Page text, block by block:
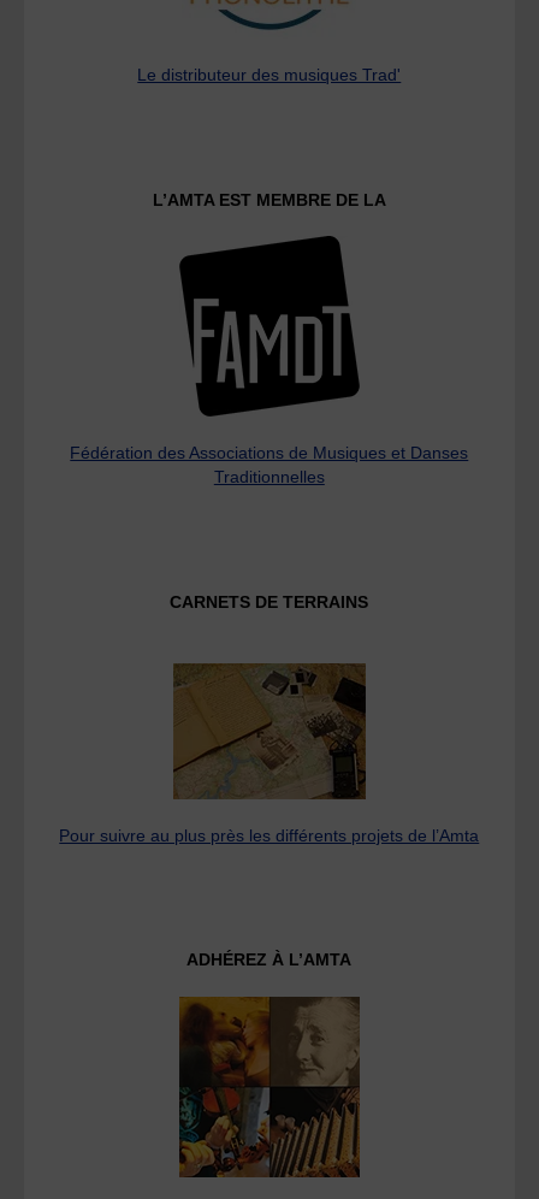
Le distributeur des musiques Trad'
L’AMTA EST MEMBRE DE LA
Fédération des Associations de Musiques et Danses
Traditionnelles
CARNETS DE TERRAINS
Pour suivre au plus près les différents projets de l’Amta
ADHÉREZ À L’AMTA